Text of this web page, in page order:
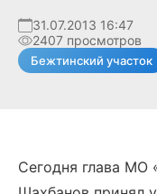
31.07.2013 16:47
2407 просмотров
Бежтинский участок
Сегодня глава МО